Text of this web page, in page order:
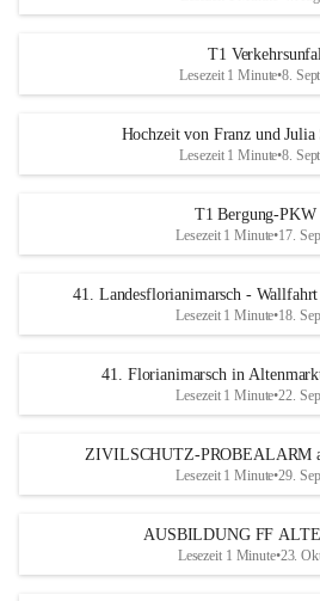
T1
Lesezeit 1 Minute•8.
Hochzeit von Franz und Julia
Lesezeit 1 Minute•8.
T1 Bergung-PKW
Lesezeit 1 Minute•17.
41. Landesflorianimarsch -
Lesezeit 1 Minute•18.
41. Florianimarsch in
Lesezeit 1 Minute•22.
ZIVILSCHUTZ-PROBEALARM
Lesezeit 1 Minute•29.
AUSBILDUNG FF
Lesezeit 1 Minute•23.